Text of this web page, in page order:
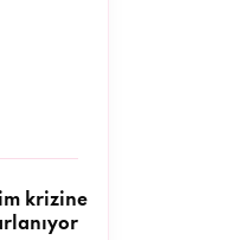
krizine